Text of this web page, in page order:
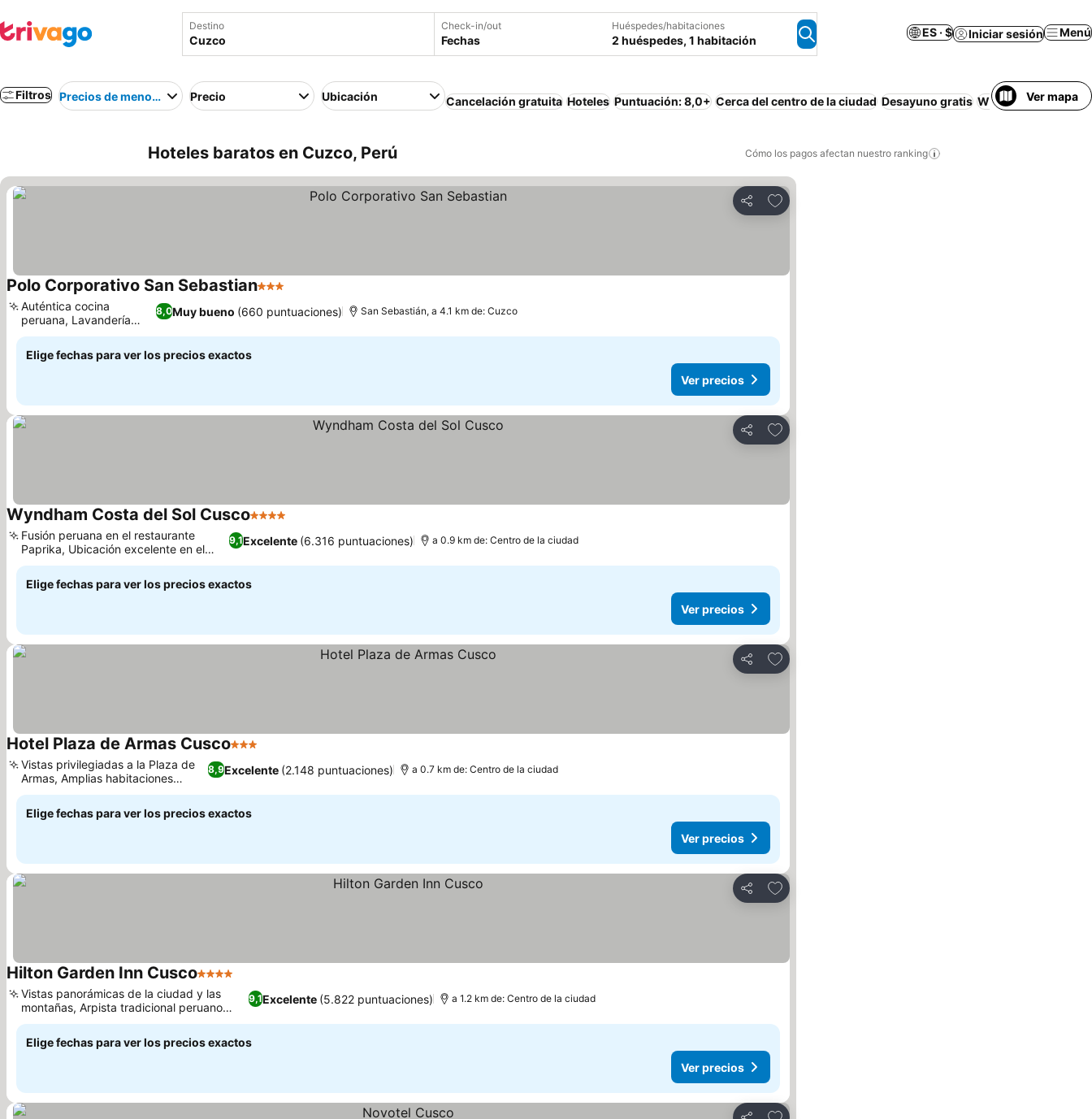
Destino Check-in/out
Fechas
Huéspedes/habitaciones
2 huéspedes, 1 habitación
ES · $ Iniciar sesión Menú
Filtros Precios de menor a mayorPrecio Ubicación Cancelación gratuita Hoteles Puntuación: 8,0+ Cerca del centro de la ciudad Desayuno gratis Wifi Apartamento
Ver mapa
Hoteles baratos en Cuzco, Perú Cómo los pagos afectan nuestro ranking
Compartir
Agregar a favoritos
Polo Corporativo San Sebastian3 Estrellas
8,0Muy bueno (660 puntuaciones)
Auténtica cocina
peruana, Lavandería
cómoda
San Sebastián, a 4.1 km de: Cuzco
Elige fechas para ver los precios exactos
Ver precios
Compartir
Agregar a favoritos
Wyndham Costa del Sol Cusco4 Estrellas
9,1Excelente (6.316 puntuaciones)
Fusión peruana en el restaurante
Paprika, Ubicación excelente en el
Centro Histórico
a 0.9 km de: Centro de la ciudad
Elige fechas para ver los precios exactos
Ver precios
Compartir
Agregar a favoritos
Hotel Plaza de Armas Cusco3 Estrellas
8,9Excelente (2.148 puntuaciones)
Vistas privilegiadas a la Plaza de
Armas, Amplias habitaciones
familiares
a 0.7 km de: Centro de la ciudad
Elige fechas para ver los precios exactos
Ver precios
Compartir
Agregar a favoritos
Hilton Garden Inn Cusco4 Estrellas
9,1Excelente (5.822 puntuaciones)
Vistas panorámicas de la ciudad y las
montañas, Arpista tradicional peruano
durante el desayuno
a 1.2 km de: Centro de la ciudad
Elige fechas para ver los precios exactos
Ver precios
Agregar a favoritos